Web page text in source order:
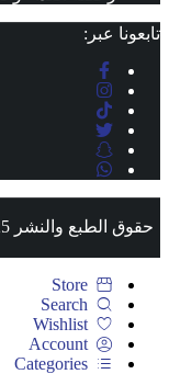
تابعونا عبر:
Store
Search
Wishlist
Account
Categories